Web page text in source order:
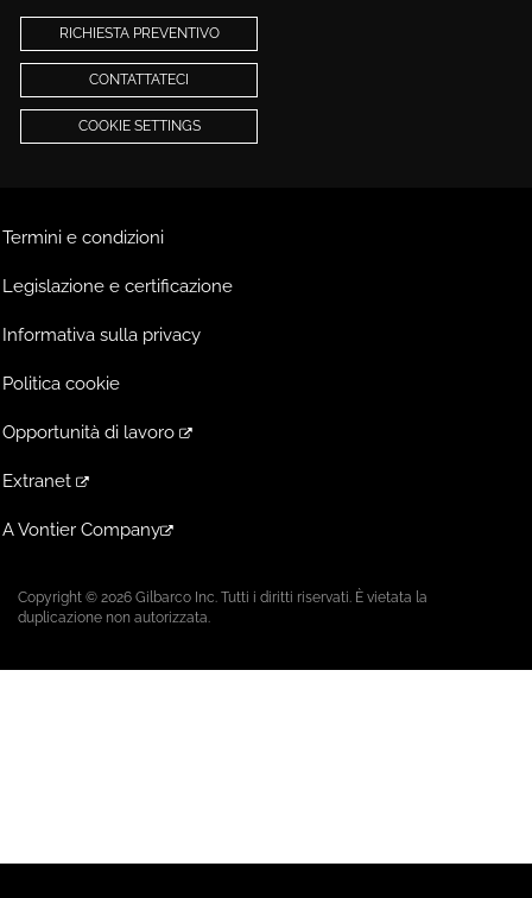
RICHIESTA PREVENTIVO
CONTATTATECI
COOKIE SETTINGS
Termini e condizioni
Legislazione e certificazione
Informativa sulla privacy
Politica cookie
Opportunità di lavoro
Extranet
A Vontier Company
Copyright © 2026 Gilbarco Inc. Tutti i diritti riservati. È vietata la
duplicazione non autorizzata.